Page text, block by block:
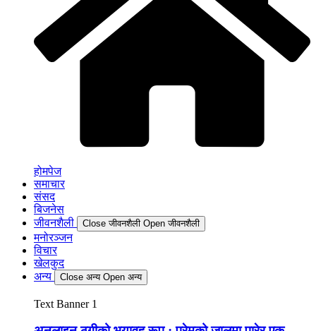
होमपेज
समाचार
संसद
बिजनेस
जीवनशैली
Close जीवनशैली Open जीवनशैली
मनोरञ्जन
विचार
खेलकुद
अन्य
Close अन्य Open अन्य
Text Banner 1